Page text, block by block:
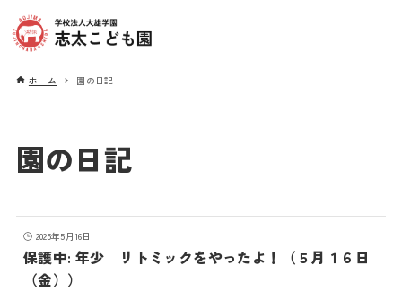
ホーム 園の日記
園の日記
2025年5月16日
保護中: 年少 リトミックをやったよ！（５月１６日
（金））